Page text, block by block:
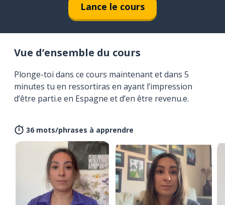
Lance le cours
Vue d’ensemble du cours
Plonge-toi dans ce cours maintenant et dans 5
minutes tu en ressortiras en ayant l’impression
d’être parti.e en Espagne et d’en être revenu.e.
36 mots/phrases à apprendre